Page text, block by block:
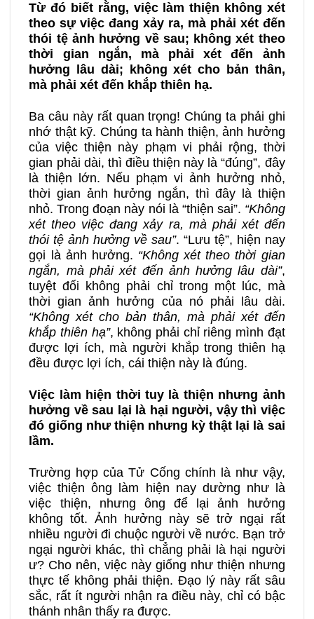
15B 16A 16B
17A 17B 18A
18B 19A 19B
20A 20B
Từ đó biết rằng, việc làm thiện không xét
theo sự việc đang xảy ra, mà phải xét đến
thói tệ ảnh hưởng về sau; không xét theo
thời gian ngắn, mà phải xét đến ảnh
hưởng lâu dài; không xét cho bản thân,
mà phải xét đến khắp thiên hạ.
Ba câu này rất quan trọng! Chúng ta phải ghi
nhớ thật kỹ. Chúng ta hành thiện, ảnh hưởng
của việc thiện này phạm vi phải rộng, thời
gian phải dài, thì điều thiện này là “đúng”, đây
là thiện lớn. Nếu phạm vi ảnh hưởng nhỏ,
thời gian ảnh hưởng ngắn, thì đây là thiện
nhỏ. Trong đoạn này nói là “thiện sai”. “Không
xét theo việc đang xảy ra, mà phải xét đến
thói tệ ảnh hưởng về sau”. “Lưu tệ”, hiện nay
gọi là ảnh hưởng. “Không xét theo thời gian
ngắn, mà phải xét đến ảnh hưởng lâu dài”,
tuyệt đối không phải chỉ trong một lúc, mà
thời gian ảnh hưởng của nó phải lâu dài.
“Không xét cho bản thân, mà phải xét đến
khắp thiên hạ”, không phải chỉ riêng mình đạt
được lợi ích, mà người khắp trong thiên hạ
đều được lợi ích, cái thiện này là đúng.
Việc làm hiện thời tuy là thiện nhưng ảnh
hưởng về sau lại là hại người, vậy thì việc
đó giống như thiện nhưng kỳ thật lại là sai
lầm.
Trường hợp của Tử Cống chính là như vậy,
việc thiện ông làm hiện nay dường như là
việc thiện, nhưng ông để lại ảnh hưởng
không tốt. Ảnh hưởng này sẽ trở ngại rất
nhiều người đi chuộc người về nước. Bạn trở
ngại người khác, thì chẳng phải là hại người
ư? Cho nên, việc này giống như thiện nhưng
thực tế không phải thiện. Đạo lý này rất sâu
sắc, rất ít người nhận ra điều này, chỉ có bậc
thánh nhân thấy ra được.